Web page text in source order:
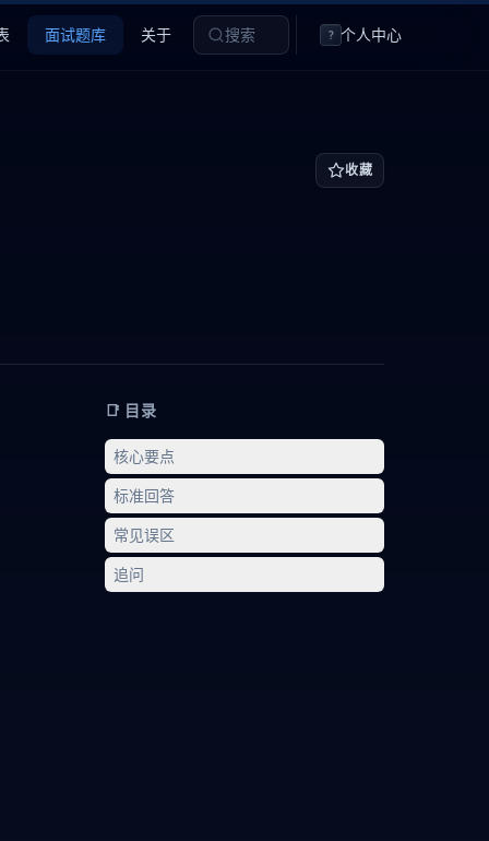
面试题库 关于 搜索 ? 个人中心
收藏
📑 目录
核心要点
标准回答
常见误区
追问